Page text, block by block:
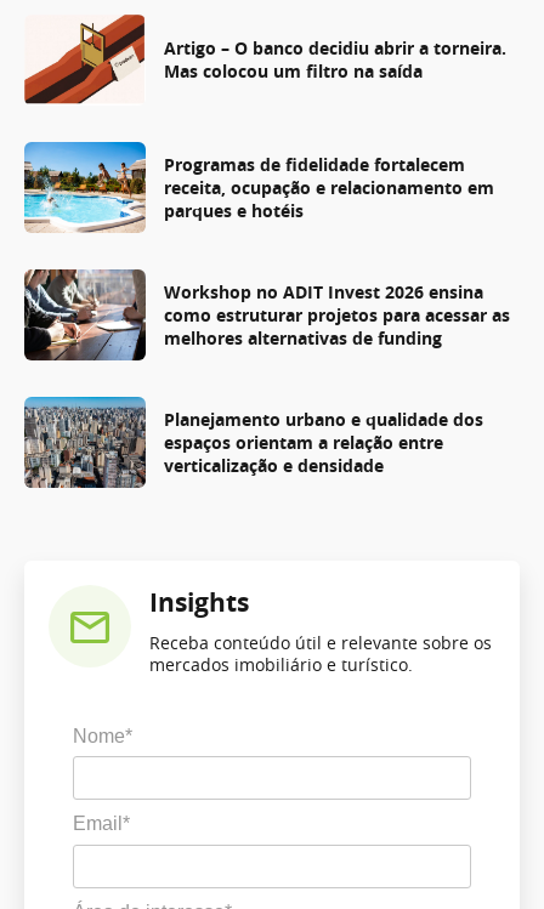
Artigo – O banco decidiu abrir a torneira.
Mas colocou um filtro na saída
Programas de fidelidade fortalecem
receita, ocupação e relacionamento em
parques e hotéis
Workshop no ADIT Invest 2026 ensina
como estruturar projetos para acessar as
melhores alternativas de funding
Planejamento urbano e qualidade dos
espaços orientam a relação entre
verticalização e densidade
Insights
Receba conteúdo útil e relevante sobre os
mercados imobiliário e turístico.
Nome*
Email*